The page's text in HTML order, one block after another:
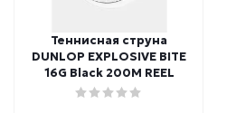
Теннисная струна
DUNLOP EXPLOSIVE BITE
16G Black 200M REEL